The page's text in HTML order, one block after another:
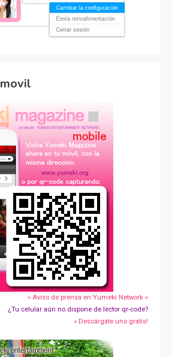
» Aviso de prensa en Yumeki Network »
¿Tu celular aún no dispone de lector qr-code?
» Descárgate uno gratis!